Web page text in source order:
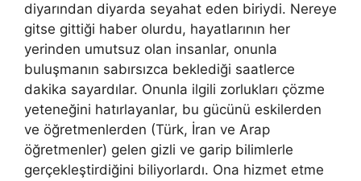
diyarından diyarda seyahat eden biriydi. Nereye
gitse gittiği haber olurdu, hayatlarının her
yerinden umutsuz olan insanlar, onunla
buluşmanın sabırsızca beklediği saatlerce
dakika sayardılar. Onunla ilgili zorlukları çözme
yeteneğini hatırlayanlar, bu gücünü eskilerden
ve öğretmenlerden (Türk, İran ve Arap
öğretmenler) gelen gizli ve garip bilimlerle
gerçekleştirdiğini biliyorlardı. Ona hizmet etme